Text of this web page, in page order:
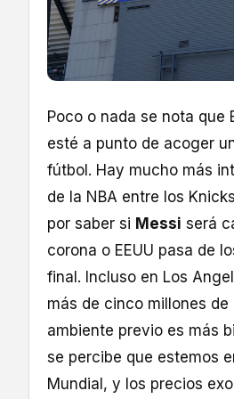
Poco o nada se nota que
esté a punto de acoger
fútbol. Hay mucho más
de la NBA entre los
por saber si Messi será
corona o EEUU pasa de
final. Incluso en Los
más de cinco millones de
ambiente previo es más
se percibe que estemos
Mundial, y los precios